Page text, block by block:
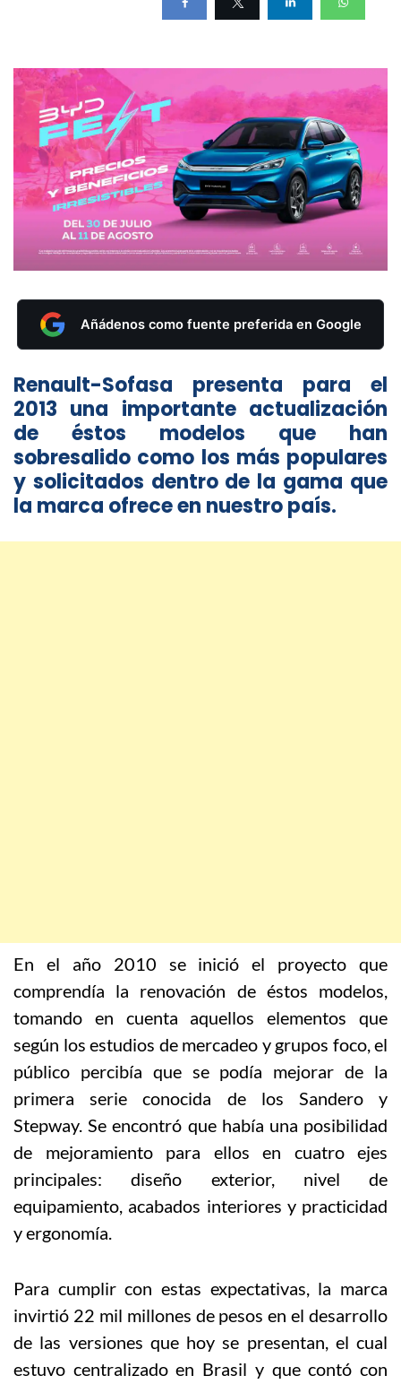
Añádenos como fuente preferida en Google
Renault-Sofasa presenta para el
2013 una importante actualización
de éstos modelos que han
sobresalido como los más populares
y solicitados dentro de la gama que
la marca ofrece en nuestro país.
En el año 2010 se inició el proyecto que
comprendía la renovación de éstos modelos,
tomando en cuenta aquellos elementos que
según los estudios de mercadeo y grupos foco, el
público percibía que se podía mejorar de la
primera serie conocida de los Sandero y
Stepway. Se encontró que había una posibilidad
de mejoramiento para ellos en cuatro ejes
principales: diseño exterior, nivel de
equipamiento, acabados interiores y practicidad
y ergonomía.
Para cumplir con estas expectativas, la marca
invirtió 22 mil millones de pesos en el desarrollo
de las versiones que hoy se presentan, el cual
estuvo centralizado en Brasil y que contó con